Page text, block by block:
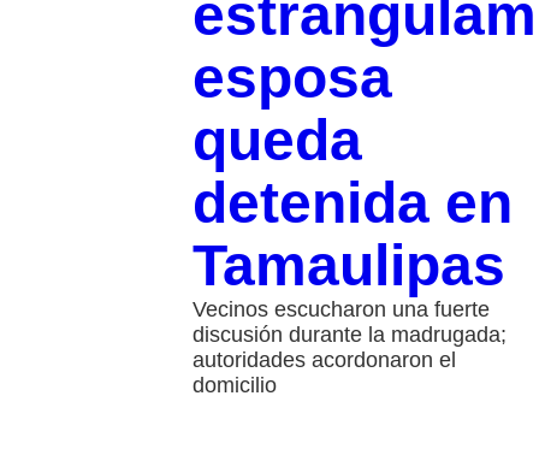
esposa
queda
detenida en
Tamaulipas
Vecinos escucharon una fuerte
discusión durante la madrugada;
autoridades acordonaron el
domicilio